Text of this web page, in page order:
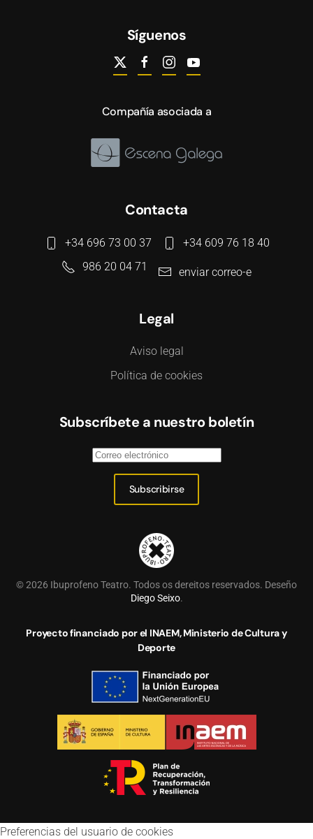
Síguenos
Compañía asociada a
Contacta
+34 696 73 00 37
+34 609 76 18 40
986 20 04 71
enviar correo-e
Legal
Aviso legal
Política de cookies
Subscríbete a nuestro boletín
Subscribirse
©2026 Ibuprofeno Teatro. Todos os dereitos reservados. Deseño
Diego Seixo.
Proyecto financiado por el INAEM, Ministerio de Cultura y
Deporte
Preferencias del usuario de cookies